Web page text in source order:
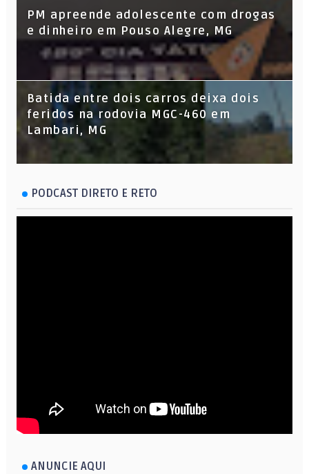
PM apreende adolescente com drogas
e dinheiro em Pouso Alegre, MG
Batida entre dois carros deixa dois
feridos na rodovia MGC-460 em
Lambari, MG
PODCAST DIRETO E RETO
ANUNCIE AQUI